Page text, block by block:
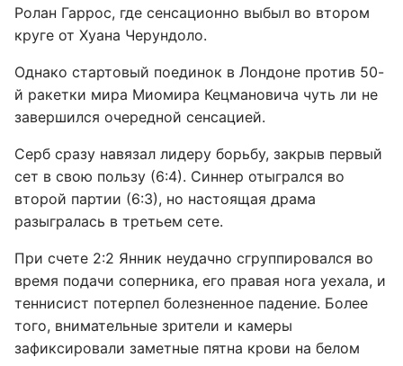
Ролан Гаррос, где сенсационно выбыл во втором
круге от Хуана Черундоло.
Однако стартовый поединок в Лондоне против 50-
й ракетки мира Миомира Кецмановича чуть ли не
завершился очередной сенсацией.
Серб сразу навязал лидеру борьбу, закрыв первый
сет в свою пользу (6:4). Синнер отыгрался во
второй партии (6:3), но настоящая драма
разыгралась в третьем сете.
При счете 2:2 Янник неудачно сгруппировался во
время подачи соперника, его правая нога уехала, и
теннисист потерпел болезненное падение. Более
того, внимательные зрители и камеры
зафиксировали заметные пятна крови на белом